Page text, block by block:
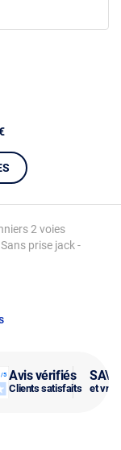
Avis vérifiés
Clients satisfaits
SAV
et
2 voies
prise jack -